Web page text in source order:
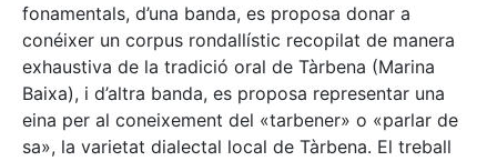
fonamentals, d’una banda, es proposa donar a
conéixer un corpus rondallístic recopilat de manera
exhaustiva de la tradició oral de Tàrbena (Marina
Baixa), i d’altra banda, es proposa representar una
eina per al coneixement del «tarbener» o «parlar de
sa», la varietat dialectal local de Tàrbena. El treball